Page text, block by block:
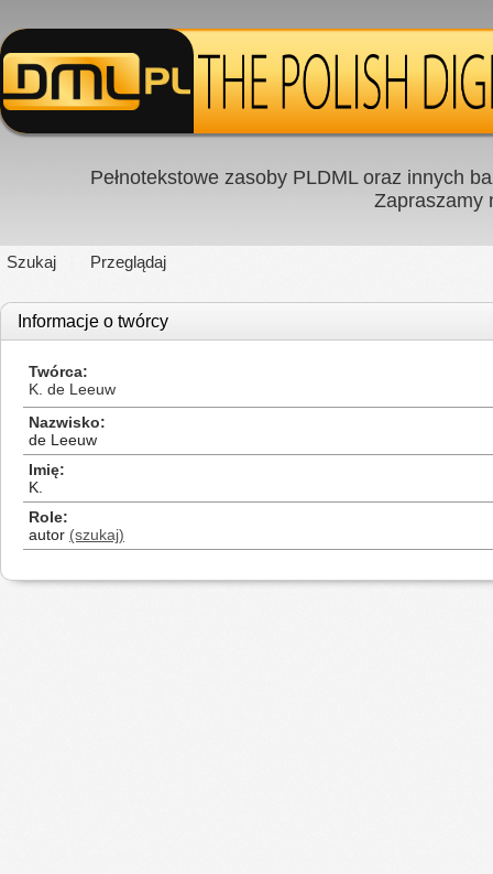
Pełnotekstowe zasoby PLDML oraz innych
Zapraszamy
Szukaj Przeglądaj
Informacje o twórcy
Twórca
K. de Leeuw
Nazwisko
de Leeuw
Imię
K.
Role
autor (szukaj)